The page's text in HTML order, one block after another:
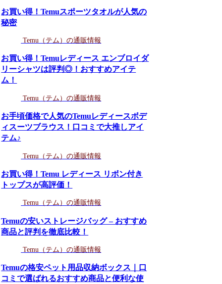
お買い得！Temuスポーツタオルが人気の
秘密
Temu（テム）の通販情報
お買い得！Temuレディース エンブロイダ
リーシャツは評判◎！おすすめアイテ
ム！
Temu（テム）の通販情報
お手頃価格で人気のTemuレディースボデ
ィスーツブラウス！口コミで大推しアイ
テム♪
Temu（テム）の通販情報
お買い得！Temu レディース リボン付き
トップスが高評価！
Temu（テム）の通販情報
Temuの安いストレージバッグ – おすすめ
商品と評判を徹底比較！
Temu（テム）の通販情報
Temuの格安ペット用品収納ボックス｜口
コミで選ばれるおすすめ商品と便利な使